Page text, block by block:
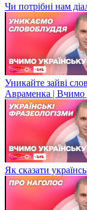
Чи потрібні нам
Уникайте зайві
Авраменка | Вчимо
Як сказати